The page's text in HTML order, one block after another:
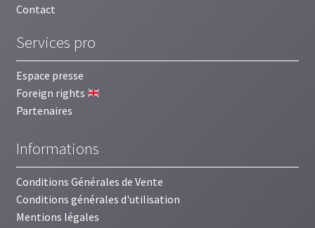
Contact
Services pro
Espace presse
Foreign rights
Partenaires
Informations
Conditions Générales de Vente
Conditions générales d'utilisation
Mentions légales